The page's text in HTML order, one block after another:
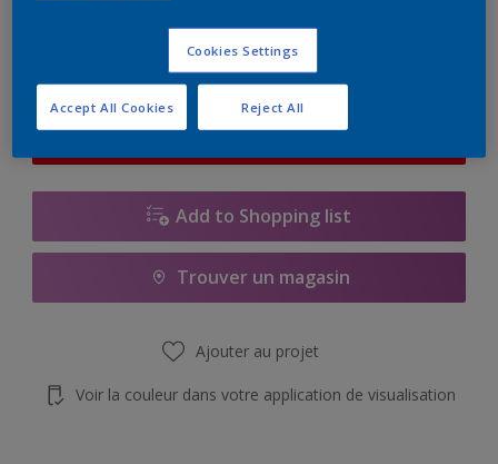
Calculer
Ce produit n'est pas destiné à la vente en ligne et ne
peut être acheté que dans des magasins sélectionnés.
Add to Shopping list
Trouver un magasin
Ajouter au projet
Voir la couleur dans votre application de visualisation
Cookies Settings
Reject All
Accept All Cookies